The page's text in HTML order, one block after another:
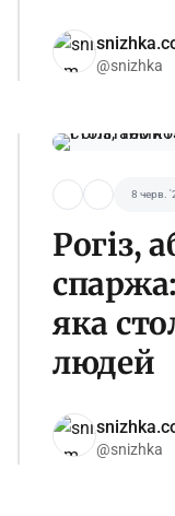
@snizhka
8 черв.
Рогіз,
яка
людей
@snizhka